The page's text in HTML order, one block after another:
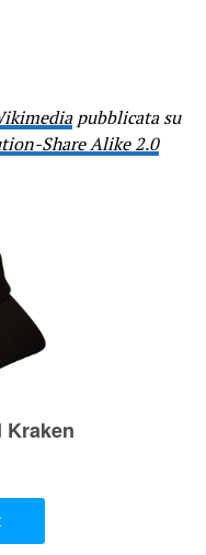
pubblicata su
Share Alike 2.0